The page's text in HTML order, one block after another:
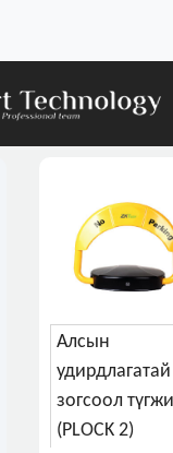
Алсын
удирдлагатай
зогсоол
(PLOCK 2)